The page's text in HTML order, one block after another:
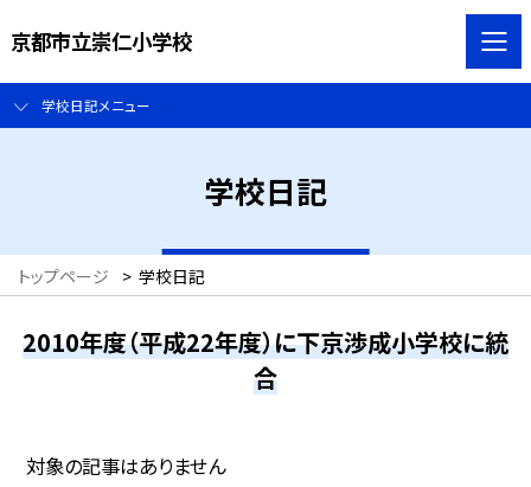
京都市立崇仁小学校
学校日記メニュー
学校日記
トップページ > 学校日記
2010年度（平成22年度）に下京渉成小学校に統
合
対象の記事はありません